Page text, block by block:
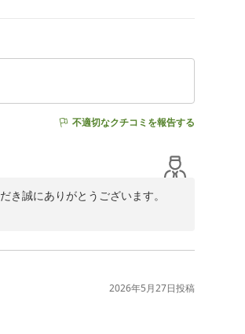
不適切なクチコミを報告する
誠にありがとうございます。
うで幸いです。当ホテルならでは
2026年5月27日投稿